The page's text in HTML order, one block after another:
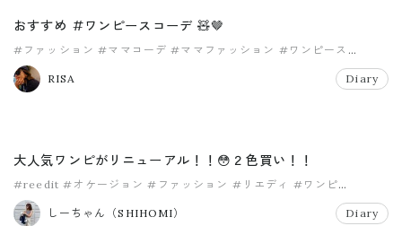
おすすめ #ワンピースコーデ 🧸🤎
#ファッション #ママコーデ #ママファッション #ワンピース
#ワンピースコーデ
RISA
Diary
大人気ワンピがリニューアル！！😳２色買い！！
#reedit #オケージョン #ファッション #リエディ #ワンピ
#ワンピース
しーちゃん（SHIHOMI）
Diary